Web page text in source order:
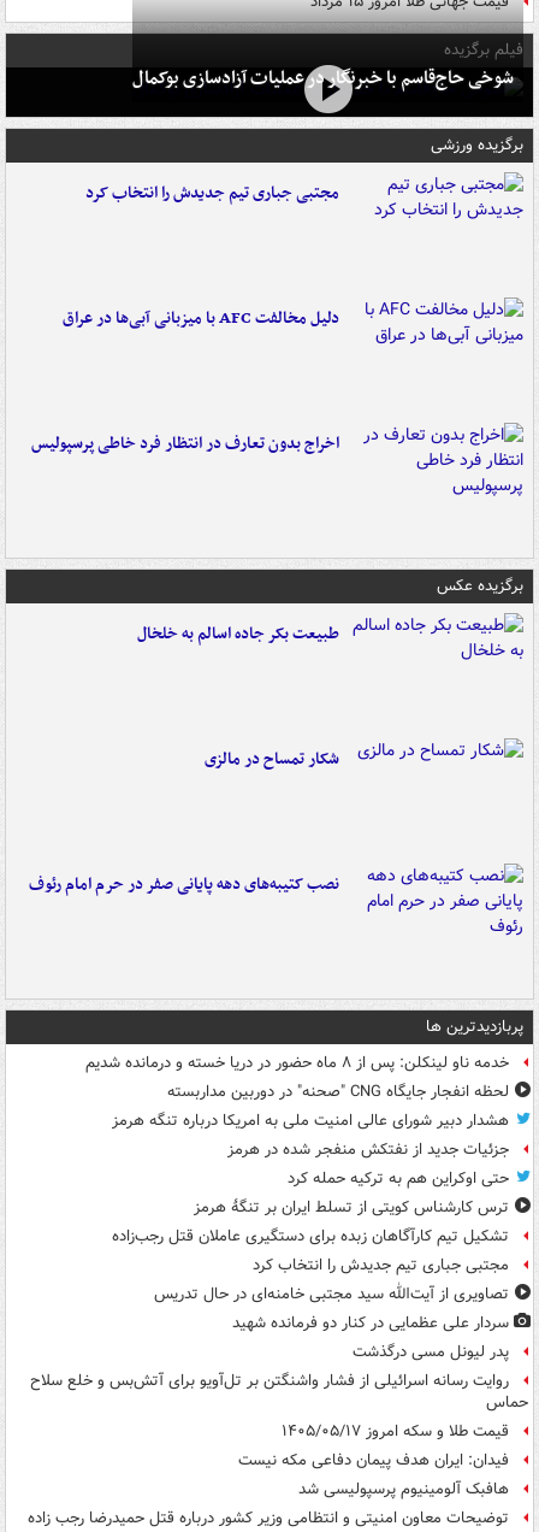
فیلم برگزیده
شوخی حاج‌قاسم با خبرنگار در عملیات آزادسازی بوکمال
برگزیده ورزشی
مجتبی جباری تیم جدیدش را انتخاب کرد
دلیل مخالفت AFC با میزبانی آبی‌ها در عراق
اخراج بدون تعارف در انتظار فرد خاطی پرسپولیس
برگزیده عکس
طبیعت بکر جاده اسالم به خلخال
شکار تمساح در مالزی
نصب کتیبه‌های دهه پایانی صفر در حرم امام رئوف
پربازدیدترین ها
خدمه ناو لینکلن: پس از ۸ ماه حضور در دریا خسته و درمانده‌ شدیم
لحظه انفجار جایگاه CNG "صحنه" در دوربین مداربسته
هشدار دبیر شورای عالی امنیت ملی به امریکا درباره تنگه هرمز
جزئیات جدید از نفتکش منفجر شده در هرمز
حتی اوکراین هم به ترکیه حمله کرد
ترس کارشناس کویتی از تسلط ایران بر تنگۀ هرمز
تشکیل تیم کارآگاهان زبده برای دستگیری عاملان قتل رجب‌زاده
مجتبی جباری تیم جدیدش را انتخاب کرد
تصاویری از آیت‌الله سید مجتبی خامنه‌ای در حال تدریس
سردار علی عظمایی در کنار دو فرمانده شهید
پدر لیونل مسی درگذشت
روایت رسانه اسرائیلی از فشار واشنگتن بر تل‌آویو برای آتش‌بس و خلع سلاح
حماس
قیمت طلا و سکه امروز ۱۴۰۵/۰۵/۱۷
فیدان: ایران هدف پیمان دفاعی مکه نیست
هافبک آلومینیوم پرسپولیسی شد
توضیحات معاون امنیتی و انتظامی وزیر کشور درباره قتل حمیدرضا رجب زاده